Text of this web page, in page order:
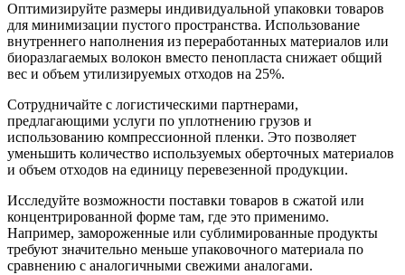
Оптимизируйте размеры индивидуальной упаковки товаров
для минимизации пустого пространства. Использование
внутреннего наполнения из переработанных материалов или
биоразлагаемых волокон вместо пенопласта снижает общий
вес и объем утилизируемых отходов на 25%.
Сотрудничайте с логистическими партнерами,
предлагающими услуги по уплотнению грузов и
использованию компрессионной пленки. Это позволяет
уменьшить количество используемых оберточных материалов
и объем отходов на единицу перевезенной продукции.
Исследуйте возможности поставки товаров в сжатой или
концентрированной форме там, где это применимо.
Например, замороженные или сублимированные продукты
требуют значительно меньше упаковочного материала по
сравнению с аналогичными свежими аналогами.